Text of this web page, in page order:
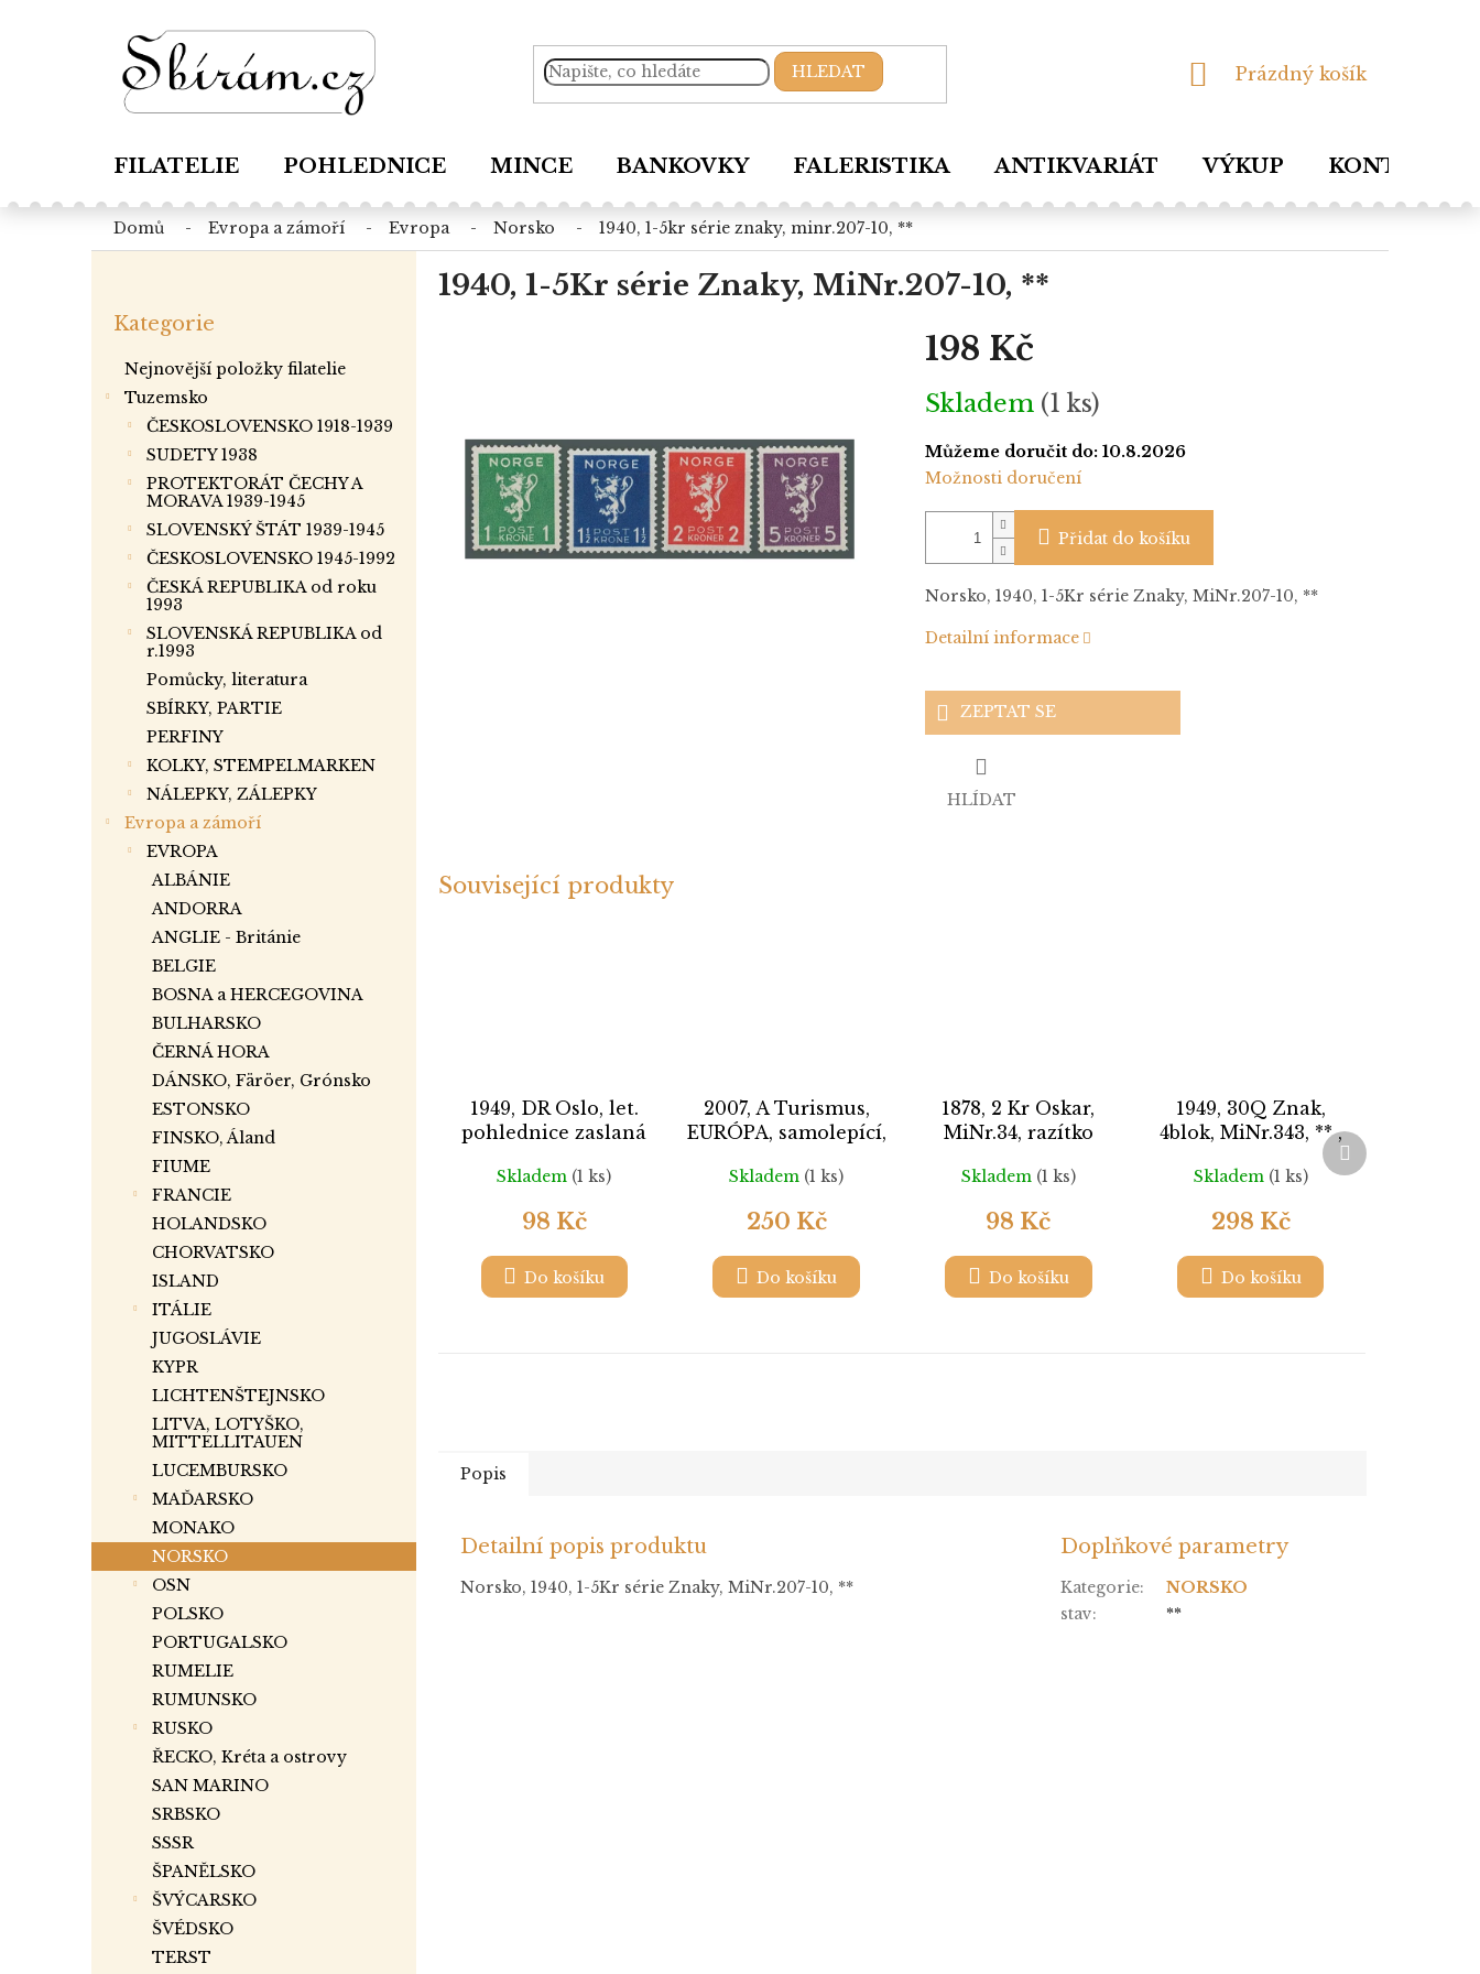
HLEDAT
NÁKUPNÍ
Prázdný košík
FILATELIE POHLEDNICE MINCE BANKOVKY FALERISTIKA ANTIKVARIÁT VÝKUP KONTAKTY
domů evropa a zámoří evropa norsko 1940, 1-5kr série znaky, minr.207-10, **
kategorie
Kategorie
Nejnovější položky filatelie
Tuzemsko
ČESKOSLOVENSKO 1918-1939
SUDETY 1938
PROTEKTORÁT ČECHY A
MORAVA 1939-1945
SLOVENSKÝ ŠTÁT 1939-1945
ČESKOSLOVENSKO 1945-1992
ČESKÁ REPUBLIKA od roku
1993
SLOVENSKÁ REPUBLIKA od
r.1993
Pomůcky, literatura
SBÍRKY, PARTIE
PERFINY
KOLKY, STEMPELMARKEN
NÁLEPKY, ZÁLEPKY
Evropa a zámoří
EVROPA
ALBÁNIE
ANDORRA
ANGLIE - Británie
BELGIE
BOSNA a HERCEGOVINA
BULHARSKO
ČERNÁ HORA
DÁNSKO, Färöer, Grónsko
ESTONSKO
FINSKO, Áland
FIUME
FRANCIE
HOLANDSKO
CHORVATSKO
ISLAND
ITÁLIE
JUGOSLÁVIE
KYPR
LICHTENŠTEJNSKO
LITVA, LOTYŠKO,
MITTELLITAUEN
LUCEMBURSKO
MAĎARSKO
MONAKO
NORSKO
OSN
POLSKO
PORTUGALSKO
RUMELIE
RUMUNSKO
RUSKO
ŘECKO, Kréta a ostrovy
SAN MARINO
SRBSKO
SSSR
ŠPANĚLSKO
ŠVÝCARSKO
ŠVÉDSKO
TERST
1940, 1-5Kr série Znaky, MiNr.207-10, **
198 Kč
Měrná
cena:
Skladem (1 ks)
Můžeme doručit do: 10.8.2026
Možnosti doručení
Přidat do košíku
Norsko, 1940, 1-5Kr série Znaky, MiNr.207-10, **
Detailní informace
ZEPTAT SE
HLÍDAT
Související produkty
1949, DR Oslo, let.
pohlednice zaslaná
Skladem (1 ks)
98 Kč
Do košíku
2007, A Turismus,
EURÓPA, samolepící,
Skladem (1 ks)
250 Kč
Do košíku
1878, 2 Kr Oskar,
MiNr.34, razítko
Skladem (1 ks)
98 Kč
Do košíku
1949, 30Q Znak,
4blok, MiNr.343, ** ,
přeloženo v perforaci
Skladem (1 ks)
298 Kč
Do košíku
Další
produkt
Popis
Detailní popis produktu
Norsko, 1940, 1-5Kr série Znaky, MiNr.207-10, **
Doplňkové parametry
Kategorie:
NORSKO
stav: **